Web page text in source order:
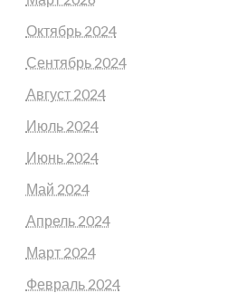
Октябрь 2024
Сентябрь 2024
Август 2024
Июль 2024
Июнь 2024
Май 2024
Апрель 2024
Март 2024
Февраль 2024